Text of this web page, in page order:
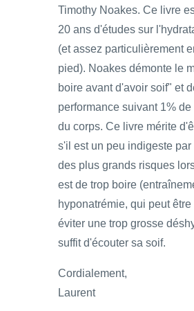
Timothy Noakes. Ce livre
20 ans d'études sur
(et assez particulièrement
pied). Noakes démonte le
boire avant d'avoir soif" et
performance suivant 1%
du corps. Ce livre mérite
s'il est un peu indigeste par
des plus grands risques
est de trop boire
hyponatrémie, qui peut
éviter une trop grosse
suffit d'écouter sa soif.
Cordialement,
Laurent